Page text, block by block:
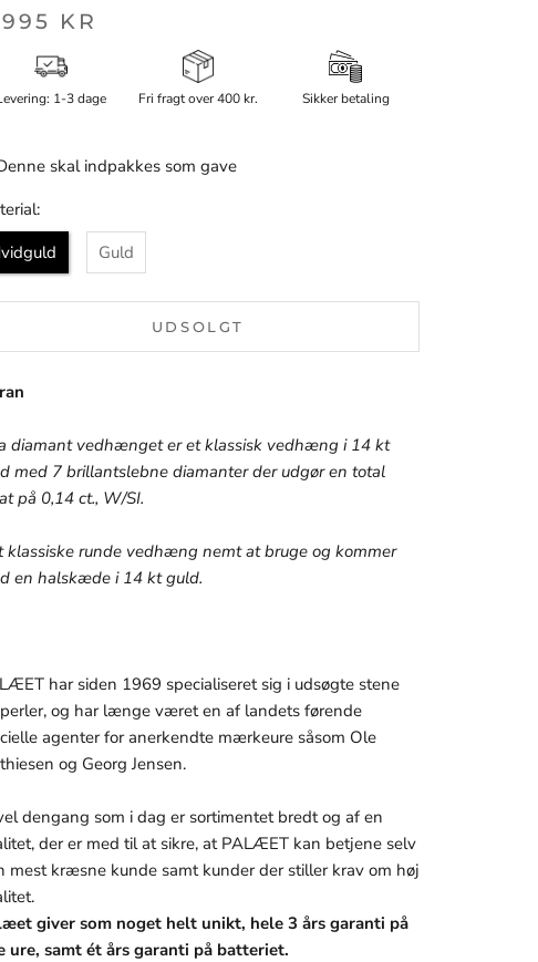
KR
1-3 dage Fri fragt over 400 kr. Sikker betaling
skal indpakkes som gave
Guld
UDSOLGT
diamant vedhænget er et klassisk vedhæng i 14 kt
med 7 brillantslebne diamanter der udgør en total
på 0,14 ct., W/SI.
klassiske runde vedhæng nemt at bruge og kommer
en halskæde i 14 kt guld.
har siden 1969 specialiseret sig i udsøgte stene
og har længe været en af landets førende
agenter for anerkendte mærkeure såsom Ole
og Georg Jensen.
dengang som i dag er sortimentet bredt og af en
der er med til at sikre, at PALÆET kan betjene selv
mest kræsne kunde samt kunder der stiller krav om høj
giver som noget helt unikt, hele 3 års garanti på
ure, samt ét års garanti på batteriet.